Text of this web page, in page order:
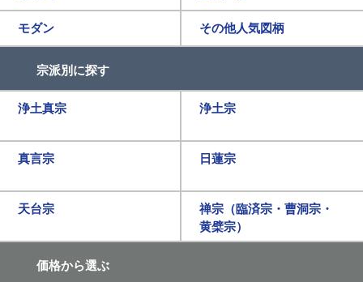
モダン その他人気図柄
宗派別に探す
浄土真宗 浄土宗
真言宗 日蓮宗
天台宗
禅宗（臨済宗・曹洞宗・
黄檗宗）
価格から選ぶ